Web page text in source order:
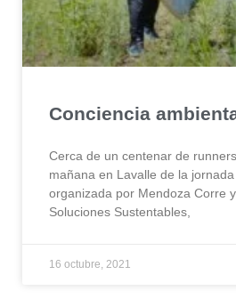
Conciencia
Cerca de un centenar de
mañana en Lavalle de la
organizada por Mendoza Corre
Soluciones Sustentables,
16 octubre, 2021